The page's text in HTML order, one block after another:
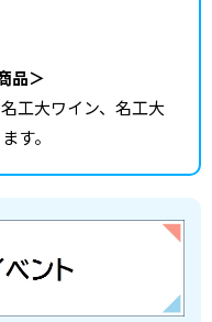
品＞
工大ワイン、名工大
す。